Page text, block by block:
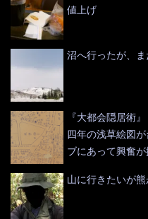
値上げ
沼へ行ったが、
『大都会隠居術
四年の浅草絵図
ブにあって興奮
山に行きたいが